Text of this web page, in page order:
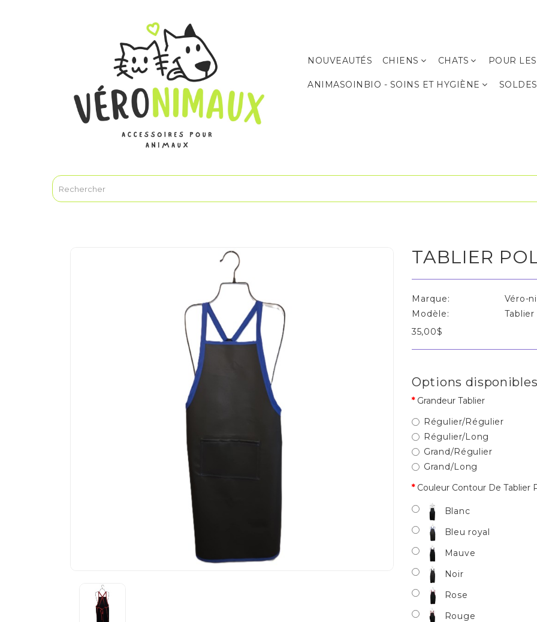
NOUVEAUTÉS CHIENS CHATS POUR
ANIMASOINBIO - SOINS ET HYGIÈNE SOLDES
TABLIER
Marque:
Véro-
Modèle:
Tablier
35,00$
Options disponibles
Grandeur Tablier
Régulier/Régulier
Régulier/Long
Grand/Régulier
Grand/Long
Couleur Contour De Tablier
Blanc
Bleu royal
Mauve
Noir
Rose
Rouge